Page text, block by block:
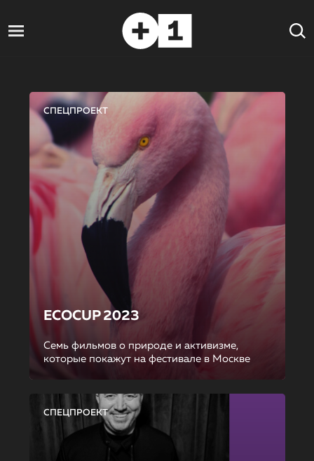
СПЕЦПРОЕКТ
ECOCUP 2023
Семь фильмов о природе и активизме,
которые покажут на фестивале в Москве
СПЕЦПРОЕКТ